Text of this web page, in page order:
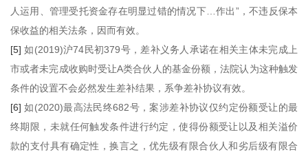
人运用、管理受托资金存在明显过错的情况下…作出”，不违反保本
保收益的相关法条，因而有效。
[5] 如(2019)沪74民初379号，差补义务人承诺在相关主体未完成上
市或者未完成收购时受让A类合伙人的基金份额，法院认为这种触发
条件的设置不会必然发生差补结果，系争差补协议有效。
[6] 如(2020)最高法民终682号，案涉差补协议仅约定份额受让的最
终期限，未就任何触发条件进行约定，使得份额受让以及相关溢价
款的支付具有确定性，换言之，优先级有限合伙人和劣后级有限合